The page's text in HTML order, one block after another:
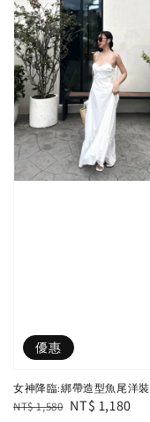
優惠
女神降臨:綁帶造型魚尾洋裝
Regular
NT$ 1,580 Sale
NT$ 1,180